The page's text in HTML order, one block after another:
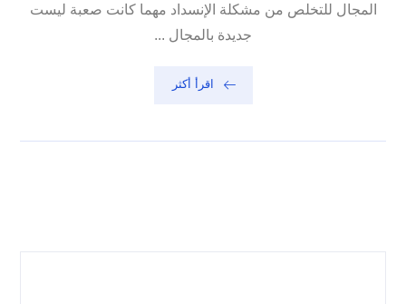
المجال للتخلص من مشكلة الإنسداد مهما كانت صعبة ليست
جديدة بالمجال ...
اقرأ أكثر